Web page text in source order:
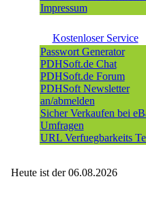
Impressum
Kostenloser Service
Passwort Generator
PDHSoft.de Chat
PDHSoft.de Forum
PDHSoft Newsletter
an/abmelden
Sicher Verkaufen bei
Umfragen
URL Verfuegbarkeits
Heute ist der 06.08.2026